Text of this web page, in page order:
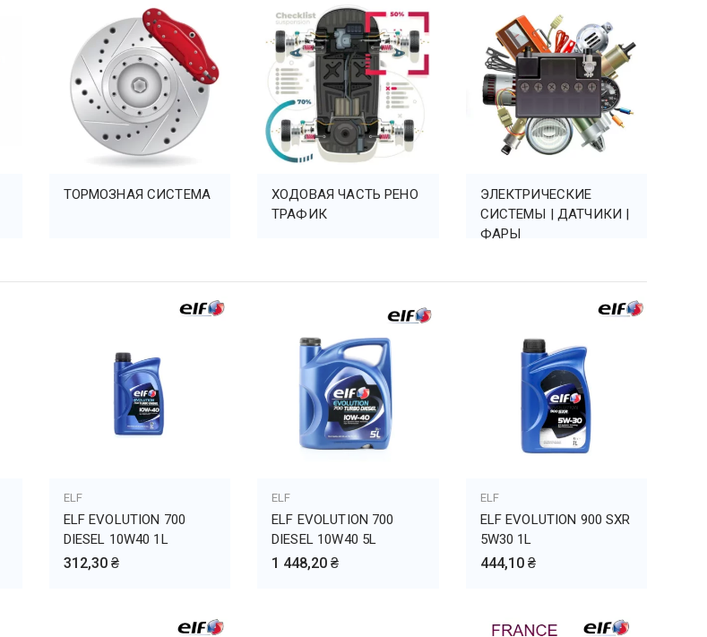
ТОРМОЗНАЯ СИСТЕМА
ХОДОВАЯ ЧАСТЬ РЕНО
ТРАФИК
ЭЛЕКТРИЧЕСКИЕ
СИСТЕМЫ | ДАТЧИКИ |
ФАРЫ
ДОБАВИТЬ В КОРЗИНУ
ELF
ELF EVOLUTION 700
DIESEL 10W40 1L
312,30 ₴
ДОБАВИТЬ В КОРЗИНУ
ELF
ELF EVOLUTION 700
DIESEL 10W40 5L
1 448,20 ₴
ДОБАВИТЬ В КОРЗИНУ
ELF
ELF EVOLUTION 900 SXR
5W30 1L
444,10 ₴